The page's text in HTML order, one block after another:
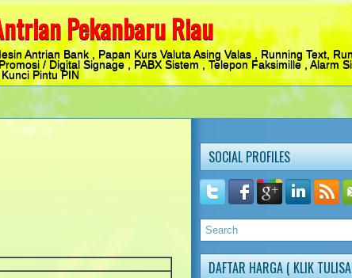
Pekanbaru Riau
Antrian Bank , Papan Kurs Valuta Asing Valas , Running Text,
/ Digital Signage , PABX Sistem , Telepon Faksimille , Alarm
Pintu PIN
SOCIAL PROFILES
DAFTAR HARGA ( KLIK